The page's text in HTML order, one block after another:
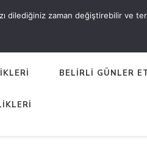
BELİRLİ GÜNLER
dilediğiniz zaman değiştirebilir ve